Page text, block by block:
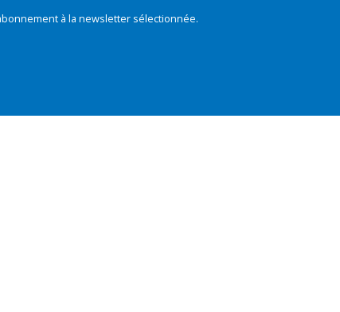
à la newsletter sélectionnée.